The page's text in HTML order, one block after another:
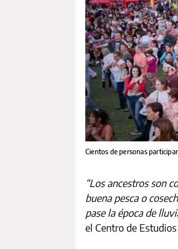
Cientos de personas
“Los ancestros son
buena pesca o
pase la época de
el Centro de Estudios